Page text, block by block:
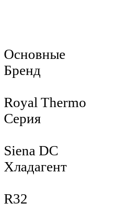
Основные
Бренд
Royal Thermo
Серия
Siena DC
Хладагент
R32